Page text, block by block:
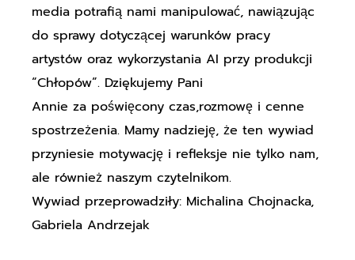
media potrafią nami manipulować, nawiązując
do sprawy dotyczącej warunków pracy
artystów oraz wykorzystania AI przy produkcji
“Chłopów”. Dziękujemy Pani
Annie za poświęcony czas,rozmowę i cenne
spostrzeżenia. Mamy nadzieję, że ten wywiad
przyniesie motywację i refleksje nie tylko nam,
ale również naszym czytelnikom.
Wywiad przeprowadziły: Michalina Chojnacka,
Gabriela Andrzejak